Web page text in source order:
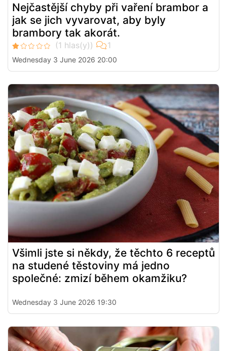
Nejčastější chyby při vaření brambor a
jak se jich vyvarovat, aby byly
brambory tak akorát.
Wednesday 3 June 2026 20:00
Všimli jste si někdy, že těchto 6 receptů
na studené těstoviny má jedno
společné: zmizí během okamžiku?
Wednesday 3 June 2026 19:30